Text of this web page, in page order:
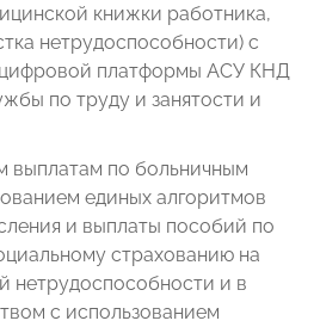
книжки работника,
нетрудоспособности) с
платформы АСУ КНД
по труду и занятости и
выплатам по больничным
единых алгоритмов
и выплаты пособий по
страхованию на
нетрудоспособности и в
с использованием